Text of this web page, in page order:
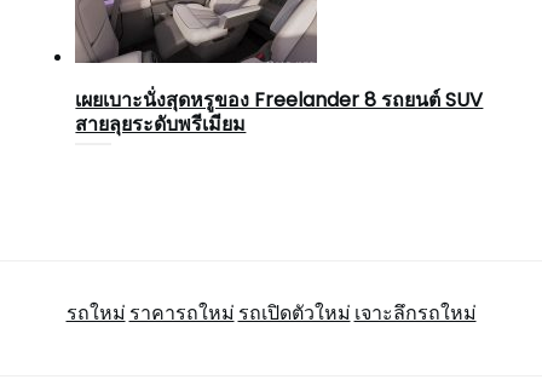
เผยเบาะนั่งสุดหรูของ Freelander 8 รถยนต์ SUV
สายลุยระดับพรีเมียม
รถใหม่ ราคารถใหม่ รถเปิดตัวใหม่ เจาะลึกรถใหม่